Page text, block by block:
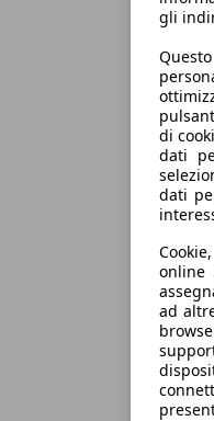
gli
di
dati
dati
online
ad